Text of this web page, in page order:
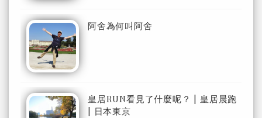
阿舍為何叫阿舍
皇居RUN看見了什麼呢？ | 皇居晨跑
| 日本東京